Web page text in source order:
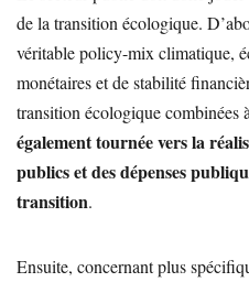
de la transition écologique.
véritable policy-mix climatique,
monétaires et de stabilité
transition écologique combinées à
également tournée vers la
publics et des dépenses
transition.
Ensuite, concernant plus